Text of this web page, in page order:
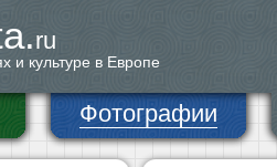
ru
и культуре в Европе
Фотографии